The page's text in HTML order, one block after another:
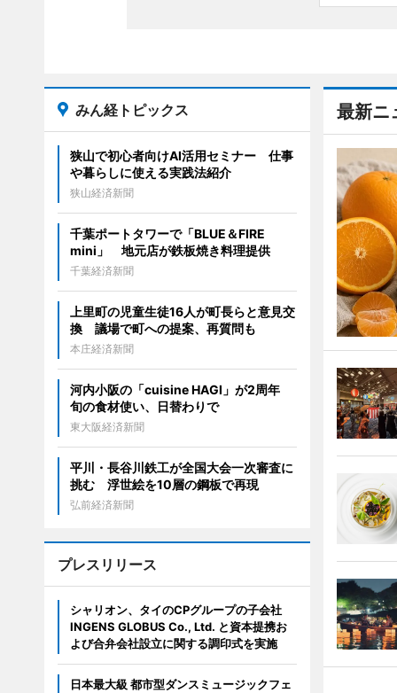
最新ニ
みん経トピックス
狭山で初心者向けAI活用セミナー 仕事
や暮らしに使える実践法紹介
狭山経済新聞
千葉ポートタワーで「BLUE＆FIRE
mini」 地元店が鉄板焼き料理提供
千葉経済新聞
上里町の児童生徒16人が町長らと意見交
換 議場で町への提案、再質問も
本庄経済新聞
河内小阪の「cuisine HAGI」が2周年
旬の食材使い、日替わりで
東大阪経済新聞
平川・長谷川鉄工が全国大会一次審査に
挑む 浮世絵を10層の鋼板で再現
弘前経済新聞
プレスリリース
シャリオン、タイのCPグループの子会社
INGENS GLOBUS Co., Ltd. と資本提携お
よび合弁会社設立に関する調印式を実施
日本最大級 都市型ダンスミュージックフェ